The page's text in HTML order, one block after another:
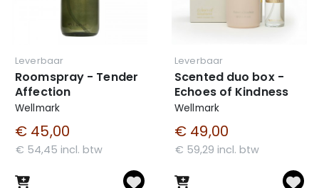
Leverbaar
Roomspray - Tender
Affection
Wellmark
€ 45,00
€ 54,45 incl. btw
Leverbaar
Scented duo box -
Echoes of Kindness
Wellmark
€ 49,00
€ 59,29 incl. btw